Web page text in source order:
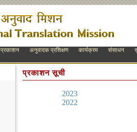
प्रकाशन अनुवादक प्रशिक्षण कार्यक्रम संसाधन
प्रकाशन सूची
2023
2022